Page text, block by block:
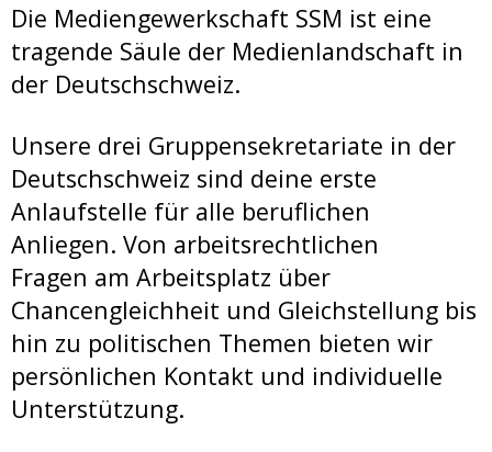
Die Mediengewerkschaft SSM ist eine
tragende Säule der Medienlandschaft in
der Deutschschweiz.
Unsere drei Gruppensekretariate in der
Deutschschweiz sind deine erste
Anlaufstelle für alle beruflichen
Anliegen. Von arbeitsrechtlichen
Fragen am Arbeitsplatz über
Chancengleichheit und Gleichstellung bis
hin zu politischen Themen bieten wir
persönlichen Kontakt und individuelle
Unterstützung.